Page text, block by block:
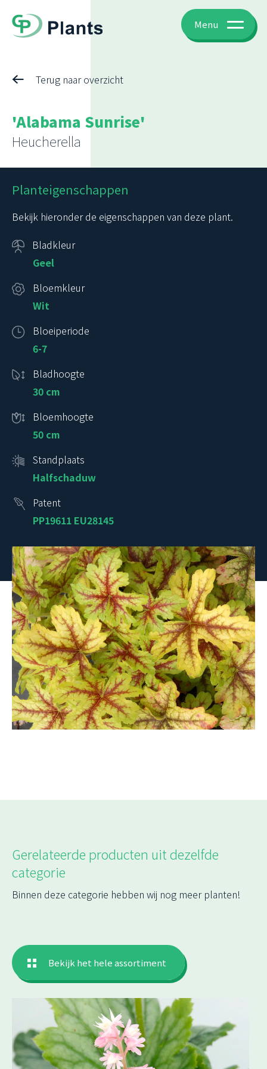
Menu
Terug naar overzicht
'Alabama Sunrise'
Heucherella
Planteigenschappen
Bekijk hieronder de eigenschappen van deze plant.
Bladkleur
Geel
Bloemkleur
Wit
Bloeiperiode
6-7
Bladhoogte
30 cm
Bloemhoogte
50 cm
Standplaats
Halfschaduw
Patent
PP19611 EU28145
Gerelateerde producten uit dezelfde
categorie
Binnen deze categorie hebben wij nog meer planten!
Bekijk het hele assortiment